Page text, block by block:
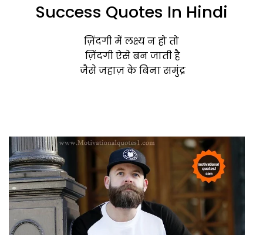
Success Quotes In Hindi
ज़िंदगी में लक्ष्य न हो तो
ज़िंदगी ऐसे बन जाती है
जैसे जहाज़ के बिना समुंद्र